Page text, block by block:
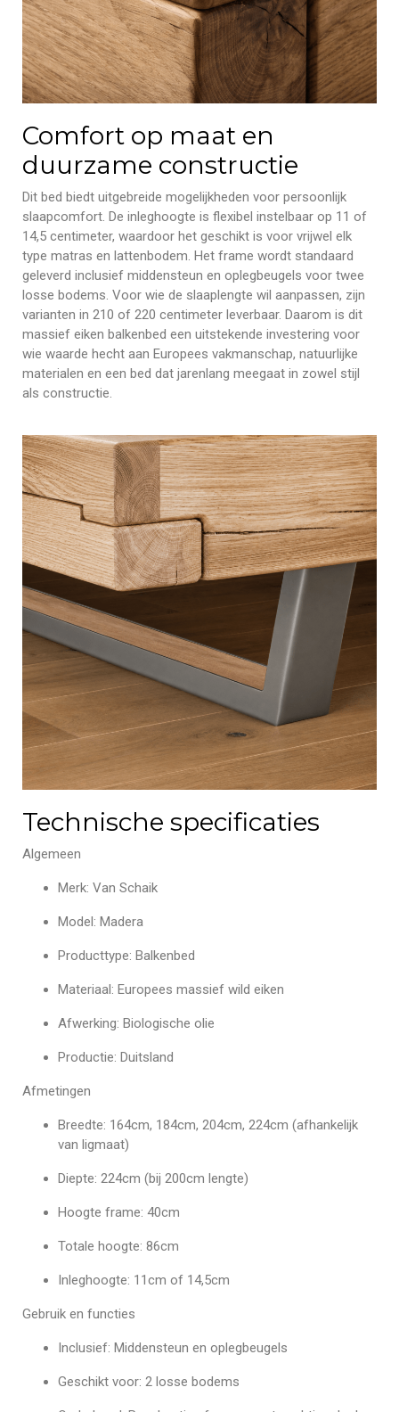
Comfort op maat en
duurzame constructie
Dit bed biedt uitgebreide mogelijkheden voor persoonlijk
slaapcomfort. De inleghoogte is flexibel instelbaar op 11 of
14,5 centimeter, waardoor het geschikt is voor vrijwel elk
type matras en lattenbodem. Het frame wordt standaard
geleverd inclusief middensteun en oplegbeugels voor twee
losse bodems. Voor wie de slaaplengte wil aanpassen, zijn
varianten in 210 of 220 centimeter leverbaar. Daarom is dit
massief eiken balkenbed een uitstekende investering voor
wie waarde hecht aan Europees vakmanschap, natuurlijke
materialen en een bed dat jarenlang meegaat in zowel stijl
als constructie.
Technische specificaties
Algemeen
Merk: Van Schaik
Model: Madera
Producttype: Balkenbed
Materiaal: Europees massief wild eiken
Afwerking: Biologische olie
Productie: Duitsland
Afmetingen
Breedte: 164cm, 184cm, 204cm, 224cm (afhankelijk
van ligmaat)
Diepte: 224cm (bij 200cm lengte)
Hoogte frame: 40cm
Totale hoogte: 86cm
Inleghoogte: 11cm of 14,5cm
Gebruik en functies
Inclusief: Middensteun en oplegbeugels
Geschikt voor: 2 losse bodems